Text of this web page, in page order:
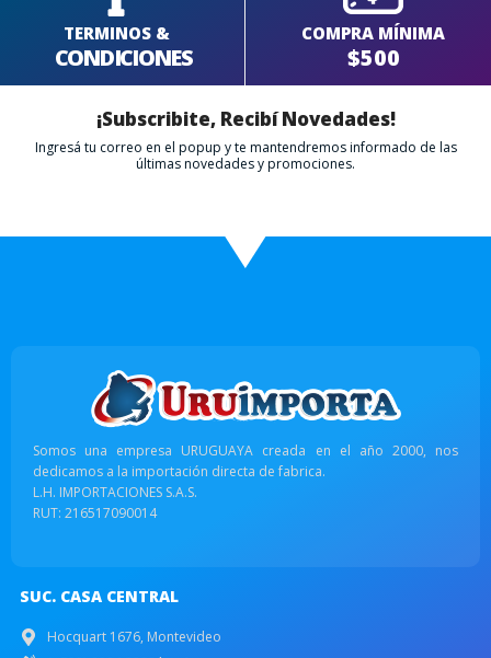
TERMINOS &
CONDICIONES
COMPRA MÍNIMA
$500
¡Subscribite, Recibí Novedades!
Ingresá tu correo en el popup y te mantendremos informado de las
últimas novedades y promociones.
Somos una empresa URUGUAYA creada en el año 2000, nos
dedicamos a la importación directa de fabrica.
L.H. IMPORTACIONES S.A.S.
RUT: 216517090014
SUC. CASA CENTRAL
Hocquart 1676, Montevideo